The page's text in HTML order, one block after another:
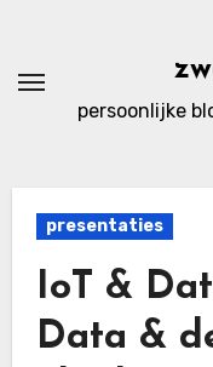
de
persoonlijke
presentaties
IoT &
Data &